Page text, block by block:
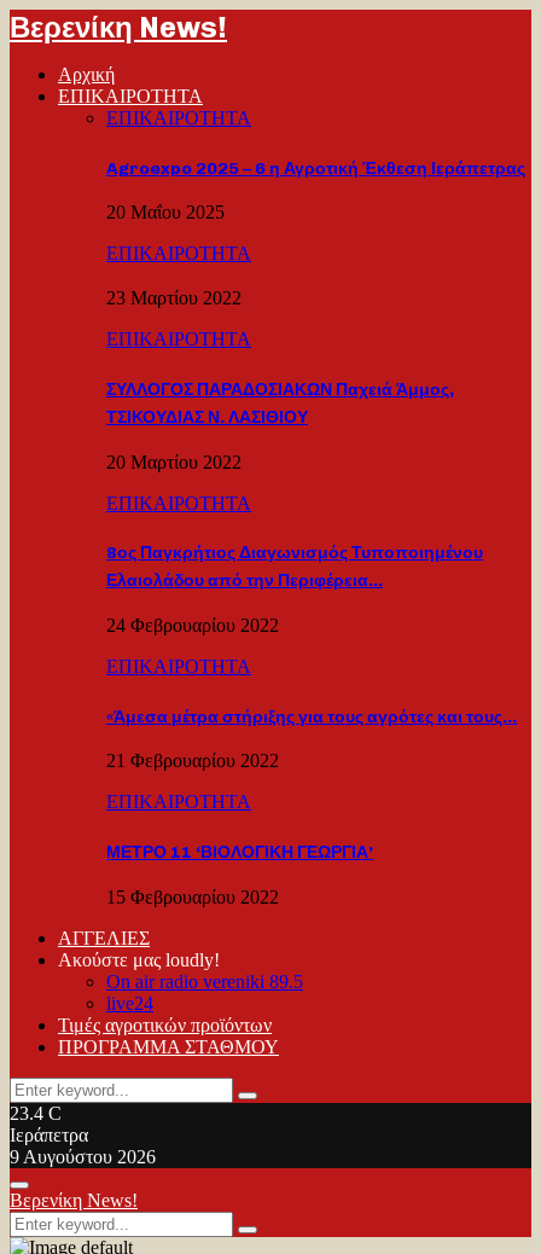
Βερενίκη News!
Αρχική
ΕΠΙΚΑΙΡΟΤΗΤΑ
ΕΠΙΚΑΙΡΟΤΗΤΑ
Agroexpo 2025 – 6 η Αγροτική Έκθεση Ιεράπετρας
20 Μαΐου 2025
ΕΠΙΚΑΙΡΟΤΗΤΑ
23 Μαρτίου 2022
ΕΠΙΚΑΙΡΟΤΗΤΑ
ΣΥΛΛΟΓΟΣ ΠΑΡΑΔΟΣΙΑΚΩΝ Παχειά Άμμος,
ΤΣΙΚΟΥΔΙΑΣ Ν. ΛΑΣΙΘΙΟΥ
20 Μαρτίου 2022
ΕΠΙΚΑΙΡΟΤΗΤΑ
8ος Παγκρήτιος Διαγωνισμός Τυποποιημένου
Ελαιολάδου από την Περιφέρεια…
24 Φεβρουαρίου 2022
ΕΠΙΚΑΙΡΟΤΗΤΑ
«Άμεσα μέτρα στήριξης για τους αγρότες και τους…
21 Φεβρουαρίου 2022
ΕΠΙΚΑΙΡΟΤΗΤΑ
ΜΕΤΡΟ 11 ‘ΒΙΟΛΟΓΙΚΗ ΓΕΩΡΓΙΑ’
15 Φεβρουαρίου 2022
ΑΓΓΕΛΙΕΣ
Ακούστε μας loudly!
On air radio vereniki 89.5
live24
Τιμές αγροτικών προϊόντων
ΠΡΟΓΡΑΜΜΑ ΣΤΑΘΜΟΥ
Search
for:
Search
23.4 C
Ιεράπετρα
9 Αυγούστου 2026
Facebook
Twitter
Youtube
Primary
Menu
Βερενίκη News!
Search
for:
Search